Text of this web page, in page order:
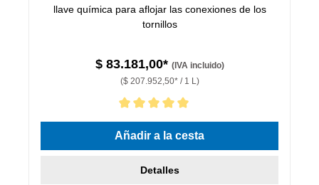
llave química para aflojar las conexiones de los
tornillos
$ 83.181,00* (IVA incluido)
($ 207.952,50* / 1 L)
Calificación promedio de 5 de 5 estrellas
Añadir a la cesta
Detalles